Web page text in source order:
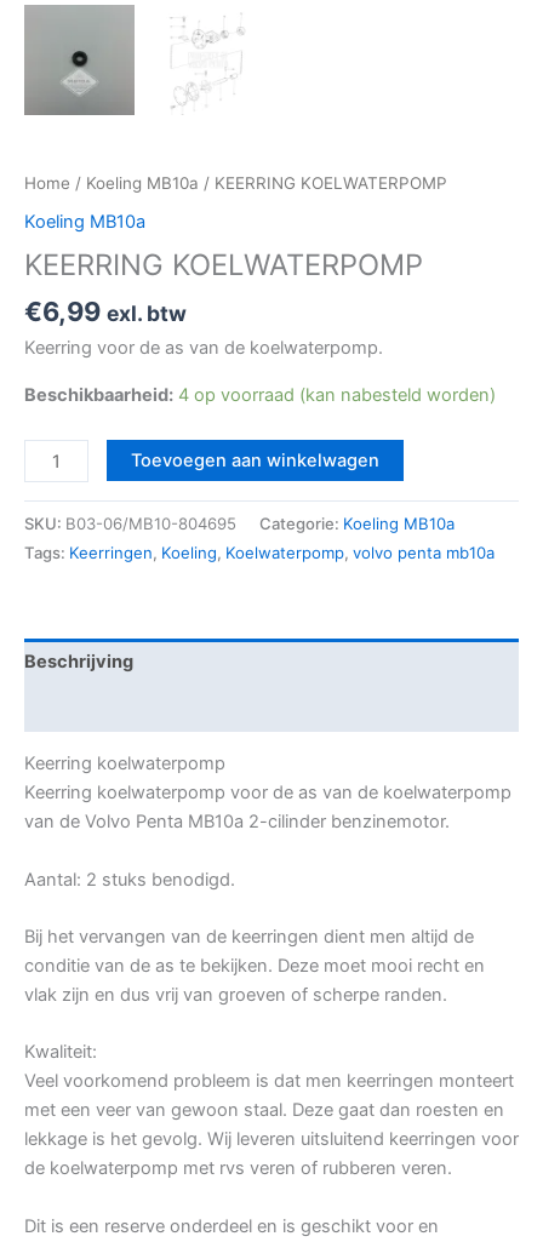
Home / Koeling MB10a / KEERRING KOELWATERPOMP
Koeling MB10a
KEERRING KOELWATERPOMP
€6,99 exl. btw
Keerring voor de as van de koelwaterpomp.
Beschikbaarheid: 4 op voorraad (kan nabesteld worden)
Toevoegen aan winkelwagen
SKU: B03-06/MB10-804695 Categorie: Koeling MB10a
Tags: Keerringen, Koeling, Koelwaterpomp, volvo penta mb10a
Beschrijving
Keerring koelwaterpomp
Keerring koelwaterpomp voor de as van de koelwaterpomp
van de Volvo Penta MB10a 2-cilinder benzinemotor.
Aantal: 2 stuks benodigd.
Bij het vervangen van de keerringen dient men altijd de
conditie van de as te bekijken. Deze moet mooi recht en
vlak zijn en dus vrij van groeven of scherpe randen.
Kwaliteit:
Veel voorkomend probleem is dat men keerringen monteert
met een veer van gewoon staal. Deze gaat dan roesten en
lekkage is het gevolg. Wij leveren uitsluitend keerringen voor
de koelwaterpomp met rvs veren of rubberen veren.
Dit is een reserve onderdeel en is geschikt voor en